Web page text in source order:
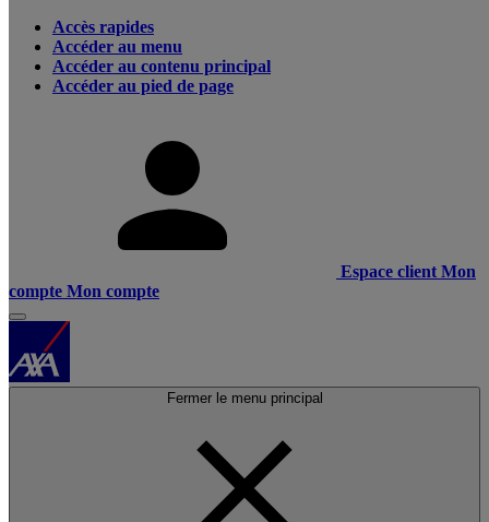
Accès rapides
Accéder au menu
Accéder au contenu principal
Accéder au pied de page
Espace client Mon
compte Mon compte
Fermer le menu principal